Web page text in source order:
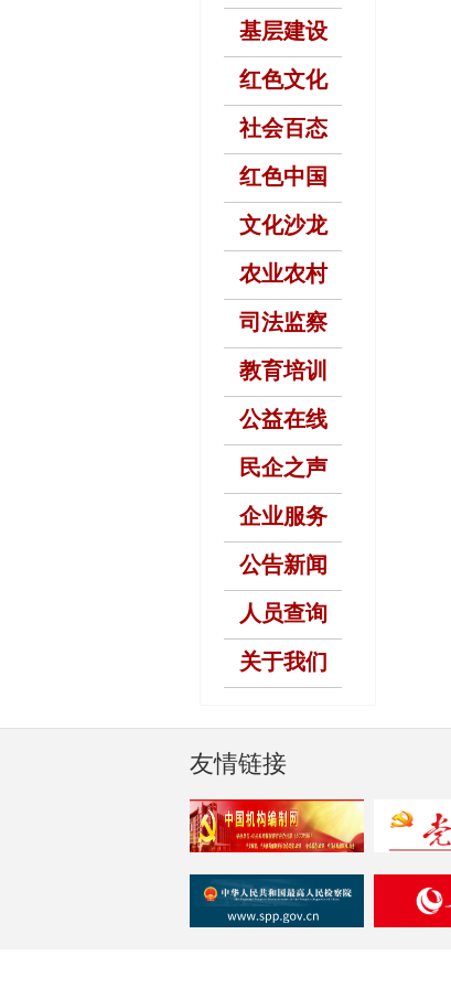
基层建设
红色文化
社会百态
红色中国
文化沙龙
农业农村
司法监察
教育培训
公益在线
民企之声
企业服务
公告新闻
人员查询
关于我们
友情链接